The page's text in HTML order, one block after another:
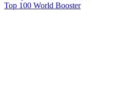
Top 100 World Booster